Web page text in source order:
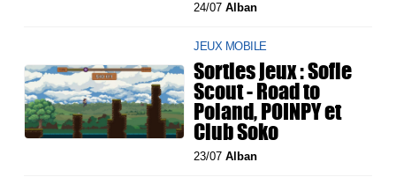
24/07Alban
JEUX MOBILE
Sorties jeux : Sofie
Scout - Road to
Poland, POINPY et
Club Soko
23/07Alban